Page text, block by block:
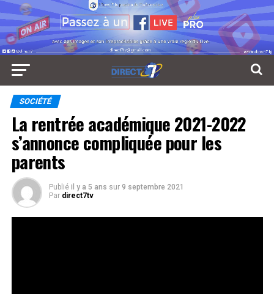
SOCIÉTÉ
La rentrée académique 2021-2022
s’annonce compliquée pour les
parents
Publié il y a 5 ans sur 9 septembre 2021
Par direct7tv